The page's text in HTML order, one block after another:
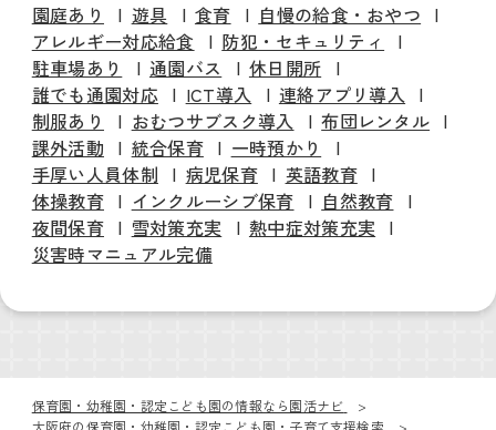
園庭あり 遊具 食育
自慢の給食・おやつ
アレルギー対応給食
防犯・セキュリティ
駐車場あり
通園バス
休日開所
誰でも通園対応
ICT導入
連絡アプリ導入
制服あり
おむつサブスク導入
布団レンタル
課外活動
統合保育
一時預かり
手厚い人員体制
病児保育
英語教育
体操教育
インクルーシブ保育
自然教育
夜間保育
雪対策充実
熱中症対策充実
災害時マニュアル完備
保育園・幼稚園・認定こども園の情報なら園活ナビ
大阪府の保育園・幼稚園・認定こども園・子育て支援検索